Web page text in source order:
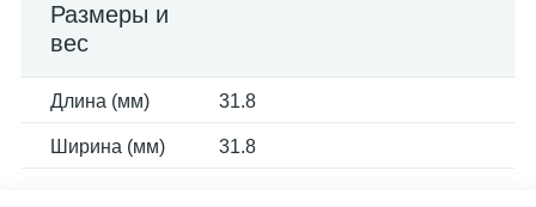
Размеры и
вес
Длина (мм) 31.8
Ширина (мм) 31.8